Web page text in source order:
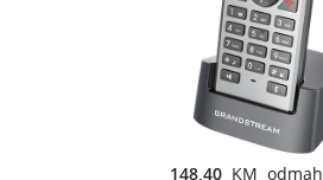
148,40 KM odmah